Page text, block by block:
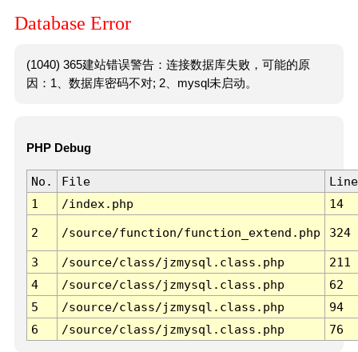
Database Error
(1040) 365建站错误警告：连接数据库失败，可能的原
因：1、数据库密码不对; 2、mysql未启动。
PHP Debug
No. File
Line
1
/index.php 14
2 /source/function/function_extend.php 324
3 /source/class/jzmysql.class.php
211
4
/source/class/jzmysql.class.php
62
5
/source/class/jzmysql.class.php
94
6
/source/class/jzmysql.class.php 76